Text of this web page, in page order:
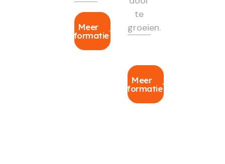
Meer
informatie
te
groeien.
Meer
informatie